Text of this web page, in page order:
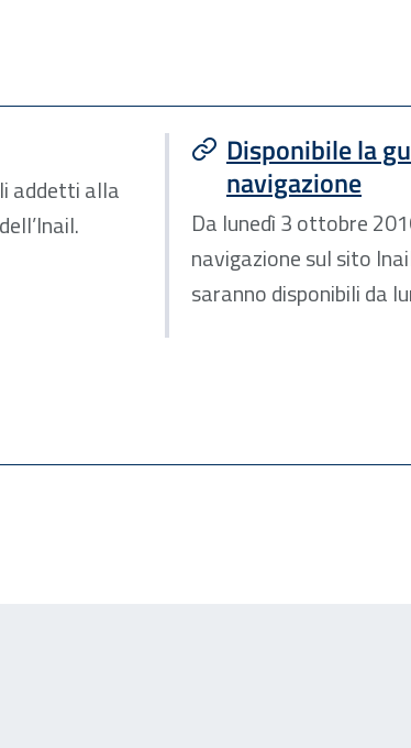
addetti alla
Disponibile la
navigazione
Da lunedì 3 ottobre
navigazione sul sito
saranno disponibili da